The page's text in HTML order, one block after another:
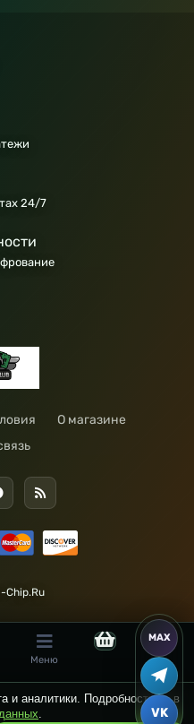
24/7
О магазине
Меню
и аналитики. Подробности — в
.